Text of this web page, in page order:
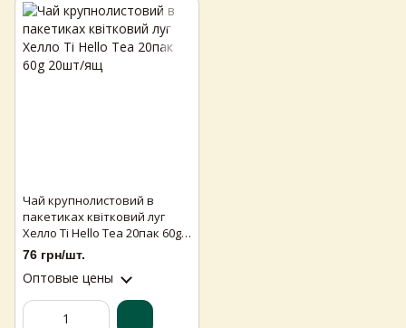
Чай крупнолистовий в
пакетиках квітковий луг
Хелло Ті Hello Tea 20пак 60g
20шт/ящ
76 грн/шт.
Оптовые цены
Egastronom
магазин і забрати у зручний час 💚